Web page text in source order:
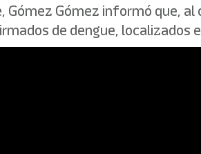
Gómez Gómez informó que,
de dengue, localizados